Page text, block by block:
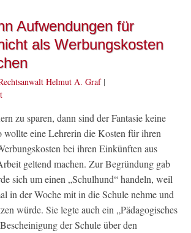
Aufwendungen für
als Werbungskosten
Helmut A. Graf|
zu sparen, dann sind der Fantasie keine
wollte eine Lehrerin die Kosten für ihren
bei ihren Einkünften aus
geltend machen. Zur Begründung gab
sich um einen „Schulhund“ handeln, weil
in der Woche mit in die Schule nehme und
würde. Sie legte auch ein „Pädagogisches
der Schule über den